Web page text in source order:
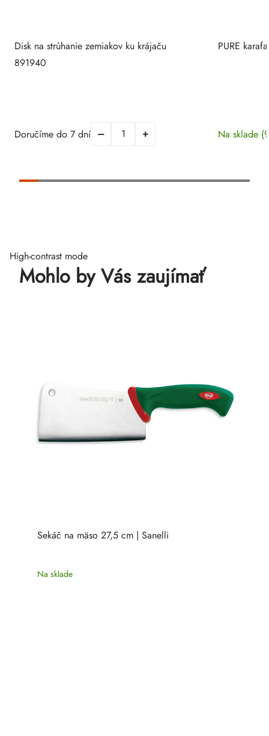
Disk na strúhanie zemiakov ku krájaču
891940
Doručíme do 7 dní
PURE
Na sklade
High-contrast mode
Mohlo by Vás zaujímať
Sekáč na mäso 27,5 cm | Sanelli
Na sklade